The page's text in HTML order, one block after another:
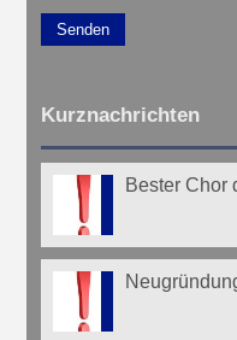
Senden
Kurznachrichten
Bester Chor